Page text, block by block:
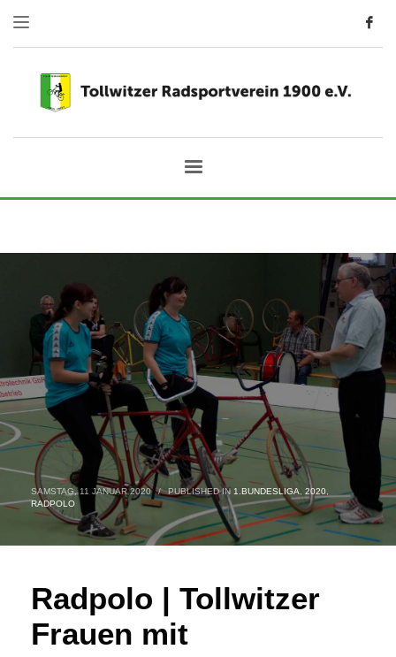
SAMSTAG, 11 JANUAR 2020 / PUBLISHED IN 1.BUNDESLIGA, 2020,
RADPOLO
Radpolo | Tollwitzer
Frauen mit